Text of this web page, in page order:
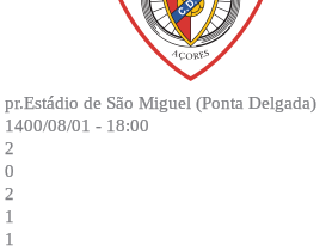
pr.Estádio de São Miguel (Ponta Delgada)
1400/08/01 - 18:00
2
0
2
1
1